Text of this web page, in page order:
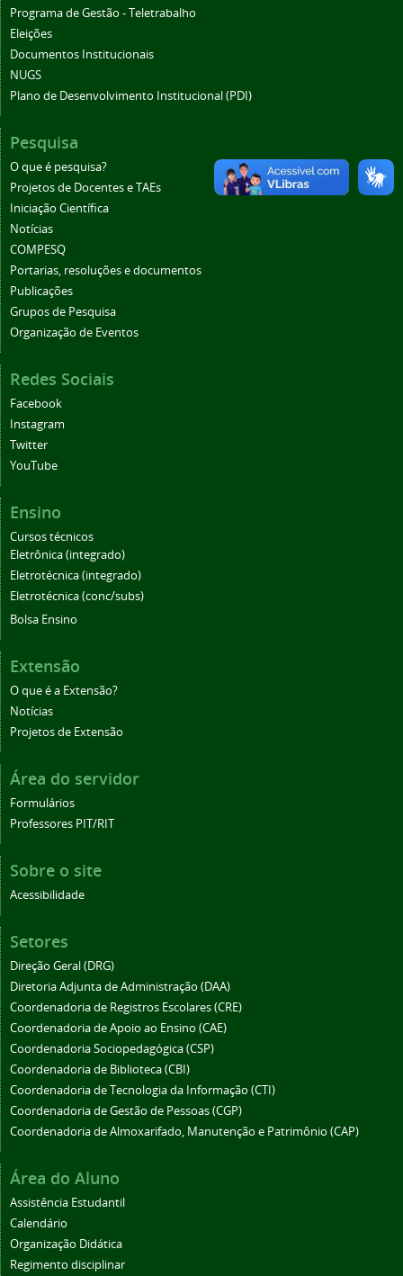
Programa de Gestão - Teletrabalho
Eleições
Documentos Institucionais
NUGS
Plano de Desenvolvimento Institucional (PDI)
Pesquisa
O que é pesquisa?
Projetos de Docentes e TAEs
Iniciação Científica
Notícias
COMPESQ
Portarias, resoluções e documentos
Publicações
Grupos de Pesquisa
Organização de Eventos
Redes Sociais
Facebook
Instagram
Twitter
YouTube
Ensino
Cursos técnicos
Eletrônica (integrado)
Eletrotécnica (integrado)
Eletrotécnica (conc/subs)
Bolsa Ensino
Extensão
O que é a Extensão?
Notícias
Projetos de Extensão
Área do servidor
Formulários
Professores PIT/RIT
Sobre o site
Acessibilidade
Setores
Direção Geral (DRG)
Diretoria Adjunta de Administração (DAA)
Coordenadoria de Registros Escolares (CRE)
Coordenadoria de Apoio ao Ensino (CAE)
Coordenadoria Sociopedagógica (CSP)
Coordenadoria de Biblioteca (CBI)
Coordenadoria de Tecnologia da Informação (CTI)
Coordenadoria de Gestão de Pessoas (CGP)
Coordenadoria de Almoxarifado, Manutenção e Patrimônio (CAP)
Área do Aluno
Assistência Estudantil
Calendário
Organização Didática
Regimento disciplinar